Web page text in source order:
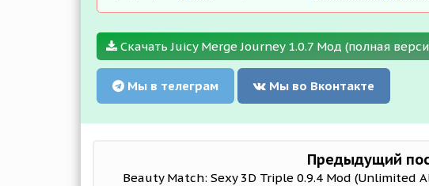
Скачать Juicy Merge Journey 1.0.7 Мод (полная
Мы в телеграм Мы во Вконтакте
Предыдущий
Beauty Match: Sexy 3D Triple 0.9.4 Mod (Unlimited